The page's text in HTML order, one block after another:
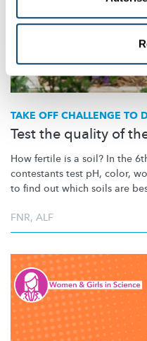
TAKE OFF CHALLENGE TO
Test the quality of
How fertile is a soil? In the
contestants test pH, color,
to find out which soils are
FNR, ALF